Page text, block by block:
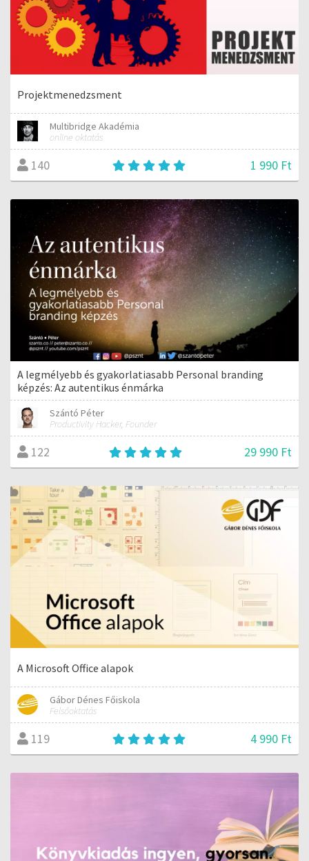
Projektmenedzsment
Multibridge Akadémia
online oktatás
140 1 990 Ft
A legmélyebb és gyakorlatiasabb Personal branding
képzés: Az autentikus énmárka
Szántó Péter
Productivity Hacker, Founder
122 29 990 Ft
A Microsoft Office alapok
Gábor Dénes Főiskola
Felsőoktatás
119 4 990 Ft